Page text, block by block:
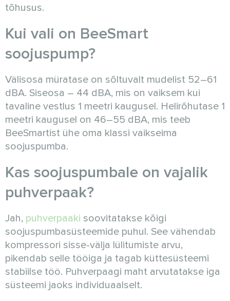
tõhusus.
Kui vali on BeeSmart
soojuspump?
Välisosa müratase on sõltuvalt mudelist 52–61
dBA. Siseosa – 44 dBA, mis on vaiksem kui
tavaline vestlus 1 meetri kaugusel. Helirõhutase 1
meetri kaugusel on 46–55 dBA, mis teeb
BeeSmartist ühe oma klassi vaikseima
soojuspumba.
Kas soojuspumbale on vajalik
puhverpaak?
Jah, puhverpaaki soovitatakse kõigi
soojuspumbasüsteemide puhul. See vähendab
kompressori sisse-välja lülitumiste arvu,
pikendab selle tööiga ja tagab küttesüsteemi
stabiilse töö. Puhverpaagi maht arvutatakse iga
süsteemi jaoks individuaalselt.